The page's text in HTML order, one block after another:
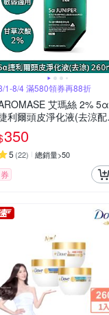
1-8/4 滿580領券再88折
艾瑪絲 2% 5α
利爾頭皮淨化液(去涼配
方) 260mL
350
5 (22) 總銷量>50
券